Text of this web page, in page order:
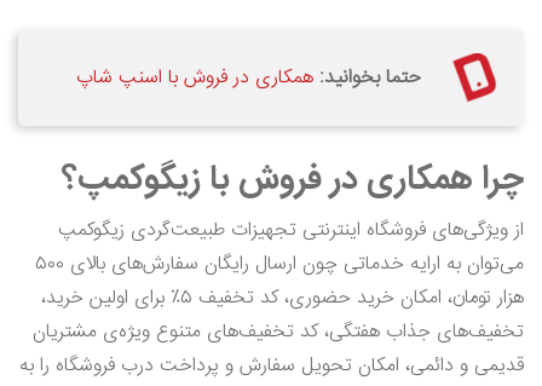
حتما بخوانید: همکاری در فروش با اسنپ شاپ
چرا همکاری در فروش با زیگوکمپ؟
از ویژگی‌های فروشگاه اینترنتی تجهیزات طبیعت‌گردی زیگوکمپ
می‌توان به ارایه خدماتی چون ارسال رایگان سفارش‌های بالای ۵۰۰
هزار تومان، امکان خرید حضوری، کد تخفیف ۵٪ برای اولین خرید،
تخفیف‌های جذاب هفتگی، کد تخفیف‌های متنوع ویژه‌ی مشتریان
قدیمی و دائمی، امکان تحویل سفارش و پرداخت درب فروشگاه را به